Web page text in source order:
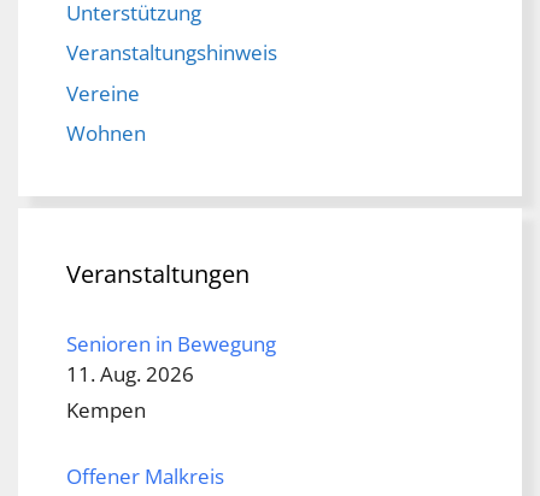
Unterstützung
Veranstaltungshinweis
Vereine
Wohnen
Veranstaltungen
Senioren in Bewegung
11. Aug. 2026
Kempen
Offener Malkreis